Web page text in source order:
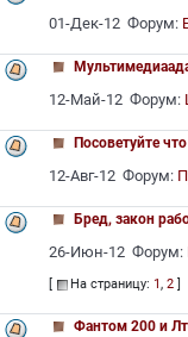
01-Дек-12 Форум:
12-Май-12 Форум:
Посоветуйте
12-Авг-12 Форум:
Бред, закон
26-Июн-12 Форум:
[ На страницу: 1,2 ]
Фантом 200 и